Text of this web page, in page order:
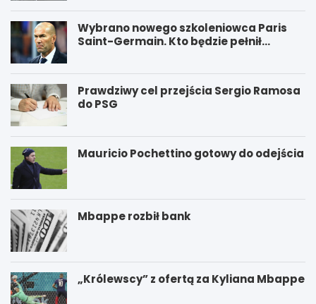
Wybrano nowego szkoleniowca Paris
Saint-Germain. Kto będzie pełnił
Prawdziwy cel przejścia Sergio Ramosa
do PSG
Mauricio Pochettino gotowy do odejścia
Mbappe rozbił bank
„Królewscy” z ofertą za Kyliana Mbappe